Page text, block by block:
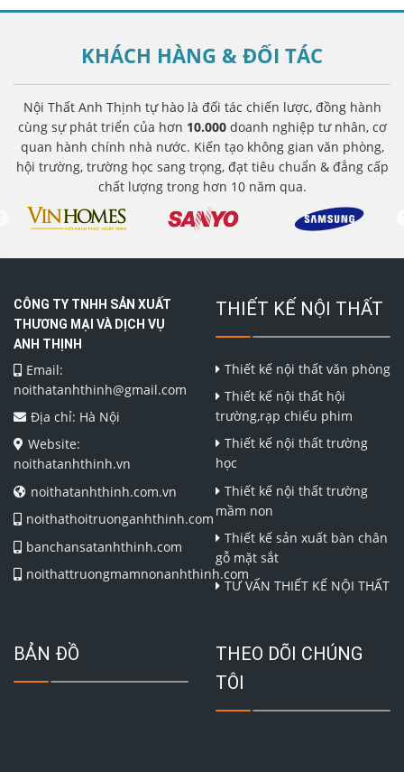
KHÁCH HÀNG &ĐỐI TÁC
Nội Thất Anh Thịnh tự hào là đối tác chiến lược, đồng hành
cùng sự phát triển của hơn 10.000 doanh nghiệp tư nhân, cơ
quan hành chính nhà nước. Kiến tạo không gian văn phòng,
hội trường, trường học sang trọng, đạt tiêu chuẩn & đẳng cấp
chất lượng trong hơn 10 năm qua.
CÔNG TY TNHH SẢN XUẤT
THƯƠNG MẠI VÀ DỊCH VỤ
ANH THỊNH
Email:
noithatanhthinh@gmail.com
Địa chỉ: Hà Nội
Website:
noithatanhthinh.vn
noithatanhthinh.com.vn
noithathoitruonganhthinh.com
banchansatanhthinh.com
noithattruongmamnonanhthinh.com
THIẾT KẾ NỘI THẤT
Thiết kế nội thất văn phòng
Thiết kế nội thất hội
trường,rạp chiếu phim
Thiết kế nội thất trường
học
Thiết kế nội thất trường
mầm non
Thiết kế sản xuất bàn chân
gỗ mặt sắt
TƯ VẤN THIẾT KẾ NỘI THẤT
BẢN ĐỒ
THEO DÕI CHÚNG
TÔI